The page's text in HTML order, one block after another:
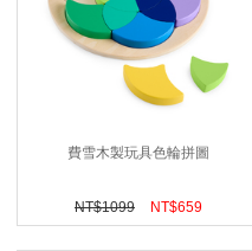
費雪木製玩具色輪拼圖
NT$1099 NT$659